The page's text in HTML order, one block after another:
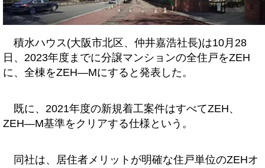
積水ハウス(大阪市北区、仲井嘉浩社長)は10月28
日、2023年度までに分譲マンションの全住戸をZEH
に、全棟をZEH―Mにすると発表した。
既に、2021年度の新規着工案件はすべてZEH、
ZEH―M基準をクリアする仕様という。
同社は、居住者メリットが明確な住戸単位のZEHオ